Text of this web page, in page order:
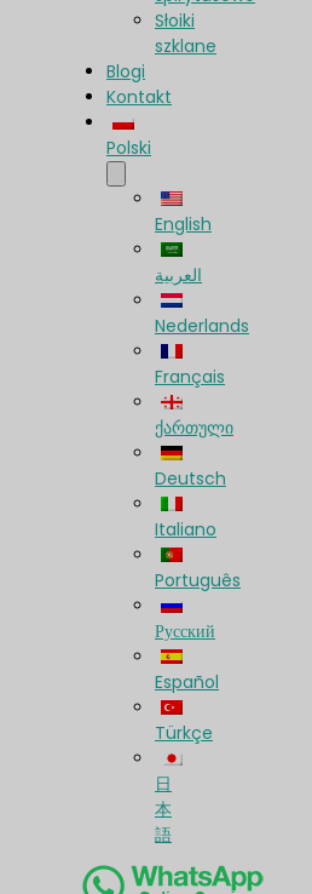
Słoiki
szklane
Blogi
Kontakt
Polski
English
العربية
Nederlands
Français
ქართული
Deutsch
Italiano
Português
Русский
Español
Türkçe
日
本
語